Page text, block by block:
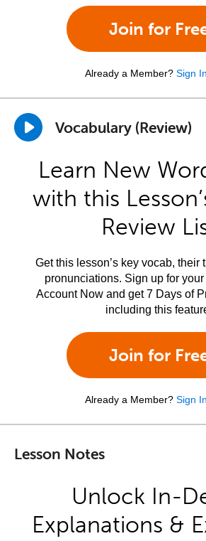
Join for
Already a Member? Sign
Vocabulary (Review)
Learn New
with this
Review
Get this lesson’s key vocab, their
pronunciations. Sign up for
Account Now and get 7 Days of
including this
Join for
Already a Member? Sign
Lesson Notes
Unlock In-
Explanations &